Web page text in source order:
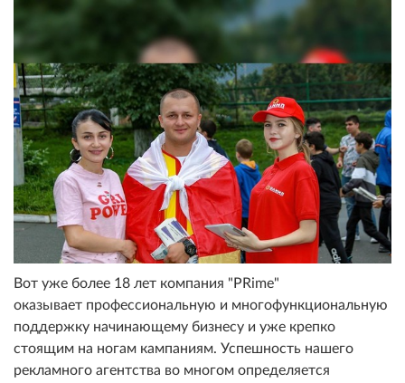
Вот уже более 18 лет компания "PRime"
оказывает профессиональную и многофункциональную
поддержку начинающему бизнесу и уже крепко
стоящим на ногам кампаниям. Успешность нашего
рекламного агентства во многом определяется